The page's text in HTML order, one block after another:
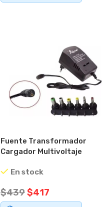
Fuente Transformador
Cargador Multivoltaje
En stock
$439$417